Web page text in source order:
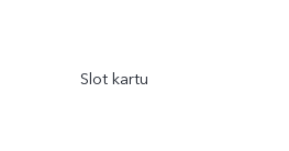
Slot kartu